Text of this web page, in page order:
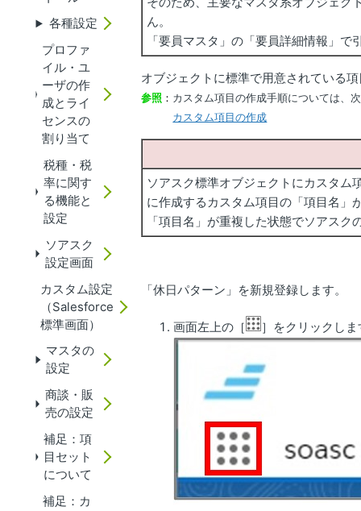
各種設定
プロファ
イル・ユ
ーザの作
成とライ
センスの
割り当て
税種・税
率に関す
る機能と
設定
ソアスク
設定画面
カスタム設定
（Salesforce
標準画面）
マスタの
設定
商談・販
売の設定
補足：項
目セット
について
補足：カ
ん。
「要員マスタ」の「要員詳細情報」
オブジェクトに標準で用意されている
参照 ： カスタム項目の作成手順については、
カスタム項目の作成
ソアスク標準オブジェクトにカスタム
に作成するカスタム項目の「項目名」
「項目名」が重複した状態でソアス
「休日パターン」を新規登録します。
画面左上の［ ］をクリックし